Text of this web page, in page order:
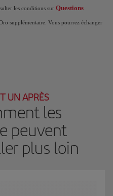
les conditions sur Questions
supplémentaire. Vous pourrez échanger
UN APRÈS
les
peuvent
plus loin